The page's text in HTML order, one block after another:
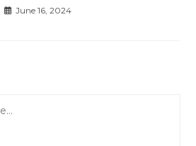
June 16, 2024